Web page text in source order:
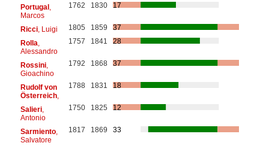
Portugal,
Marcos
1762 1830 17
Ricci, Luigi 1805 1859
37
Rolla
Alessandro
1757 1841 28
Rossini,
Gioachino
1792 1868 37
Rudolf von
Österreich,
1788 1831 18
Salieri,
Antonio
1750 1825 12
Sarmiento,
Salvatore
1817 1869 33